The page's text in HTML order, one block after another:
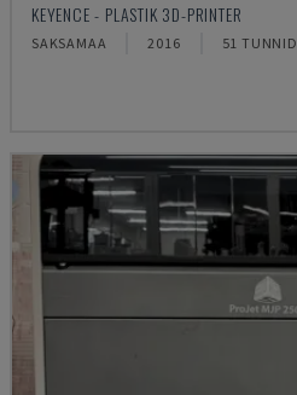
KEYENCE - PLASTIK 3D-PRINTER
SAKSAMAA 2016 51 TUNNID